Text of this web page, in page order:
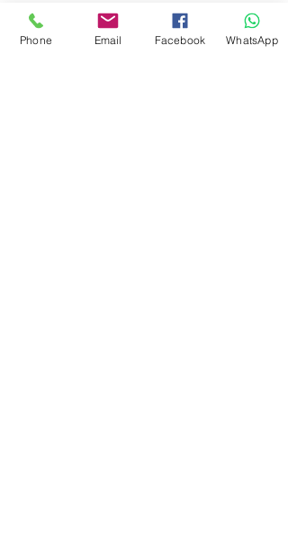
GİZLİLİK POLİTİKAMIZ
Phone Email Facebook WhatsApp